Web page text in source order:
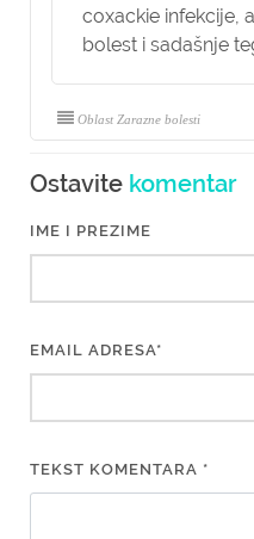
coxackie infekcije,
bolest i sadašnje
Oblast Zarazne bolesti
Ostavite komentar
IME I PREZIME
EMAIL ADRESA*
TEKST KOMENTARA *